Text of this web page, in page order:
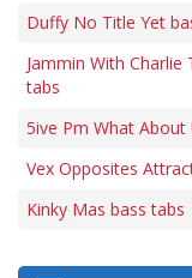
Duffy No Title Yet
Jammin With Charlie
tabs
5ive Pm What About
Vex Opposites
Kinky Mas bass tabs